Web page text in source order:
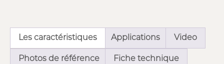
Les caractéristiques Applications Video
Photos de référence Fiche technique